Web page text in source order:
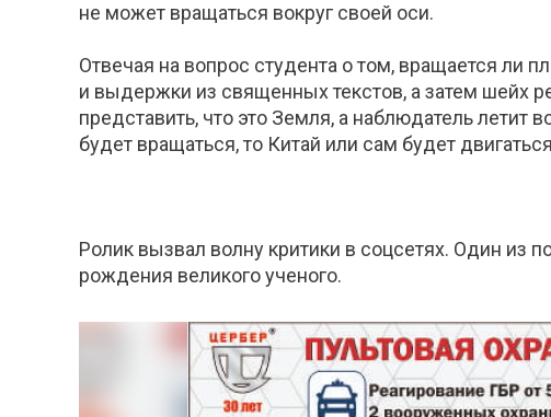
не может вращаться вокруг своей оси.
Отвечая на вопрос студента о том, вращается ли
и выдержки из священных текстов, а затем шейх
представить, что это Земля, а наблюдатель летит
будет вращаться, то Китай или сам будет
Ролик вызвал волну критики в соцсетях. Один из
рождения великого ученого.